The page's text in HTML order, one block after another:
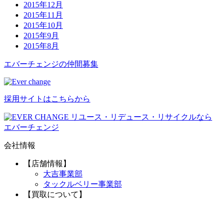
2015年12月
2015年11月
2015年10月
2015年9月
2015年8月
エバーチ ェ ンジの仲間募集
採用サイトはこちらから
リユース・リデュース・リサイクルなら
エバーチェンジ
会社情報
【店舗情報】
大吉事業部
タックルベリー事業部
【買取について】